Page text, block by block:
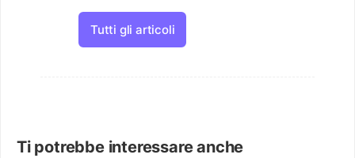
Tutti gli articoli
Ti potrebbe interessare anche